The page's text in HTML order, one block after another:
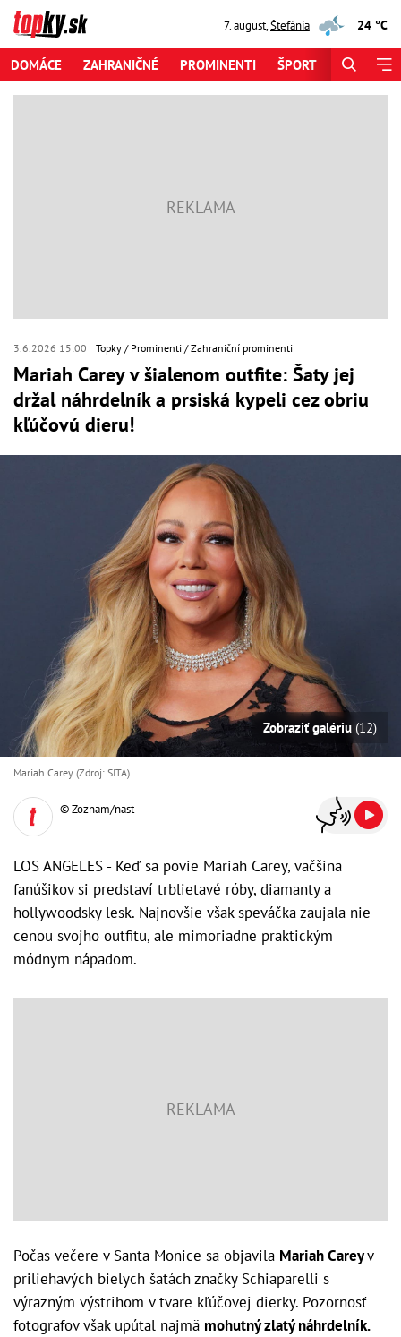
7. august,Štefánia 24 °C
DOMÁCE ZAHRANIČNÉ PROMINENTI ŠPORT
3.6.2026 15:00 Topky Prominenti Zahraniční prominenti
Mariah Carey v šialenom outfite: Šaty jej
držal náhrdelník a prsiská kypeli cez obriu
kľúčovú dieru!
Zobraziť galériu (12)
Mariah Carey (Zdroj: SITA)
© Zoznam/nast
LOS ANGELES - Keď sa povie Mariah Carey, väčšina
fanúšikov si predstaví trblietavé róby, diamanty a
hollywoodsky lesk. Najnovšie však speváčka zaujala nie
cenou svojho outfitu, ale mimoriadne praktickým
módnym nápadom.
Počas večere v Santa Monice sa objavila Mariah Careyv
priliehavých bielych šatách značky Schiaparelli s
výrazným výstrihom v tvare kľúčovej dierky. Pozornosť
fotografov však upútal najmä mohutný zlatý náhrdelník.